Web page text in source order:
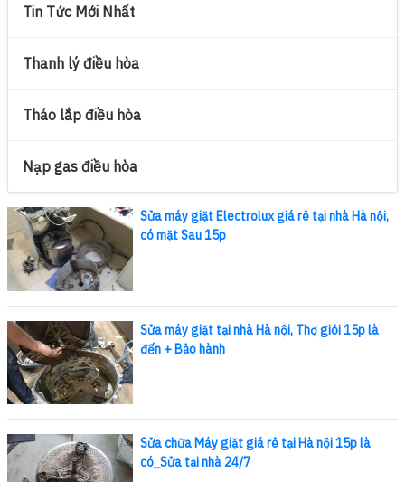
Tin Tức Mới Nhất
Thanh lý điều hòa
Tháo lắp điều hòa
Nạp gas điều hòa
Sửa máy giặt Electrolux giá rẻ tại nhà Hà nội,
có mặt Sau 15p
Sửa máy giặt tại nhà Hà nội, Thợ giỏi 15p là
đến + Bảo hành
Sửa chữa Máy giặt giá rẻ tại Hà nội 15p là
có_Sửa tại nhà 24/7